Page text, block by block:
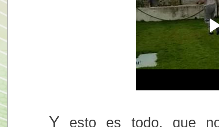
Y esto es todo, que